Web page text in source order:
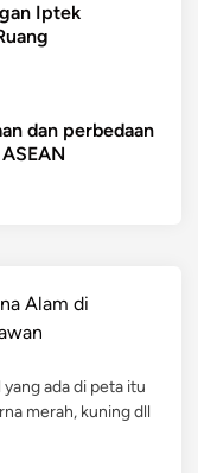
Iptek
dan perbedaan
Alam di
ada di peta itu
merah, kuning dll